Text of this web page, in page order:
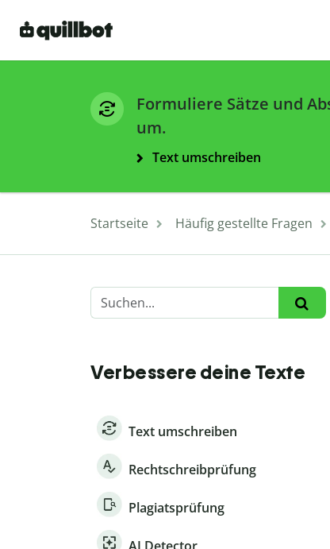
Formuliere Sätze und
um.
Text umschreiben
Startseite Häufig gestellte Fragen
Verbessere deine Texte
Text umschreiben
Rechtschreibprüfung
Plagiatsprüfung